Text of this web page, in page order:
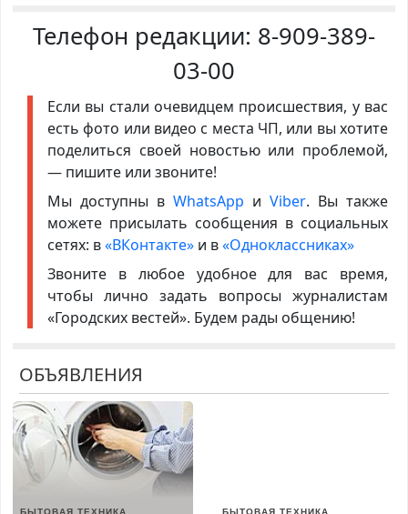
Телефон редакции: 8-909-389-
03-00
Если вы стали очевидцем происшествия, у вас
есть фото или видео с места ЧП, или вы хотите
поделиться своей новостью или проблемой,
— пишите или звоните!
Мы доступны в WhatsApp иViber. Вы также
можете присылать сообщения в социальных
сетях: в«ВКонтакте»и в«Одноклассниках»
Звоните в любое удобное для вас время,
чтобы лично задать вопросы журналистам
«Городских вестей». Будем рады общению!
ОБЪЯВЛЕНИЯ
БЫТОВАЯ ТЕХНИКА БЫТОВАЯ ТЕХНИКА